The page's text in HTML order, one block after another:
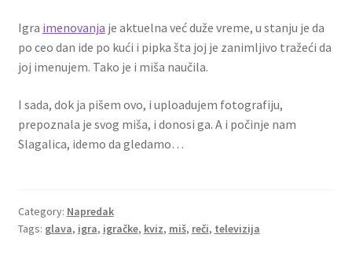
Igra imenovanja je aktuelna već duže vreme, u stanju je da
po ceo dan ide po kući i pipka šta joj je zanimljivo tražeći da
joj imenujem. Tako je i miša naučila.
I sada, dok ja pišem ovo, i uploadujem fotografiju,
prepoznala je svog miša, i donosi ga. A i počinje nam
Slagalica, idemo da gledamo…
Category: Napredak
Tags: glava, igra, igračke, kviz, miš, reči, televizija